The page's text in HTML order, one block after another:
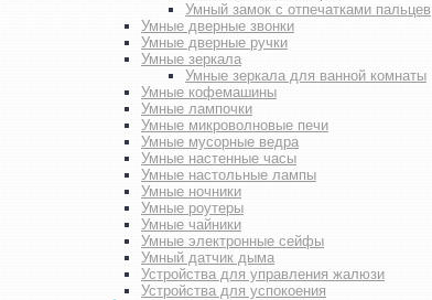
Умный замок с отпечатками пальцев
Умные дверные звонки
Умные дверные ручки
Умные зеркала
Умные зеркала для ванной комнаты
Умные кофемашины
Умные лампочки
Умные микроволновые печи
Умные мусорные ведра
Умные настенные часы
Умные настольные лампы
Умные ночники
Умные роутеры
Умные чайники
Умные электронные сейфы
Умный датчик дыма
Устройства для управления жалюзи
Устройства для успокоения